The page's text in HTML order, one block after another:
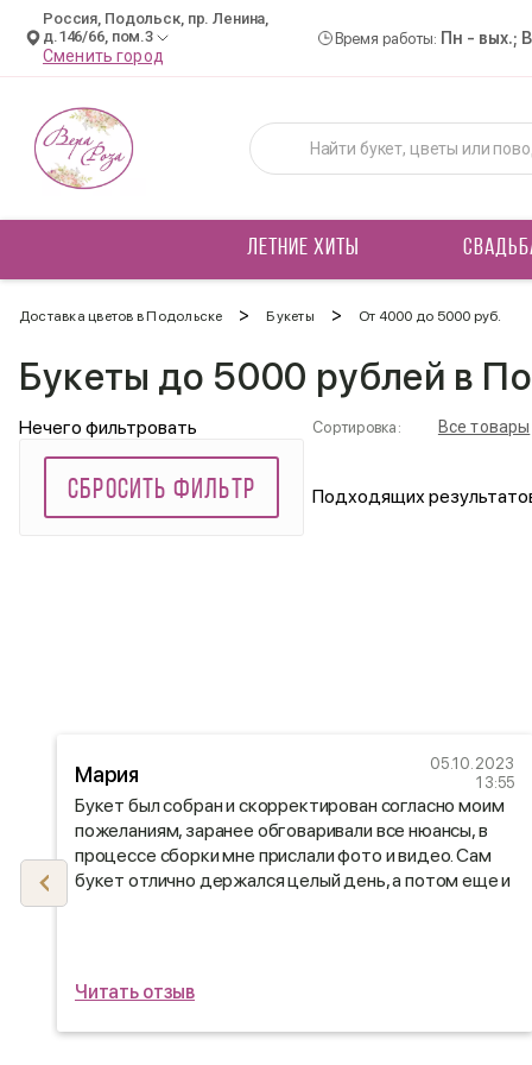
Россия, Подольск, пр. Ленина,
д.146/66, пом.3
Сменить город
Время работы: Пн - вых.;
ЛЕТНИЕ ХИТЫ
Доставка цветов в Подольске > Букеты > От 4000 до 5000 руб.
Букеты до 5000 рублей в
Нечего фильтровать
СБРОСИТЬ ФИЛЬТР
Сортировка: Все товары
Подходящих
Мария
05.10.2023
13:55
Букет был собран и скорректирован согласно моим
пожеланиям, заранее обговаривали все нюансы, в
процессе сборки мне прислали фото и видео. Сам
букет отлично держался целый день, а потом еще и
Читать отзыв